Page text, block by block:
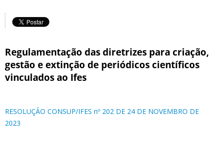
Regulamentação das diretrizes para criação,
gestão e extinção de periódicos científicos
vinculados ao Ifes
RESOLUÇÃO CONSUP/IFES nº 202 DE 24 DE NOVEMBRO DE
2023